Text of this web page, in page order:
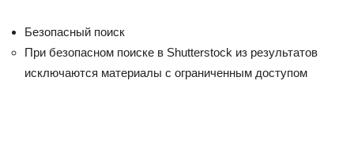
Безопасный поиск
При безопасном поиске в Shutterstock из результатов
исключаются материалы с ограниченным доступом